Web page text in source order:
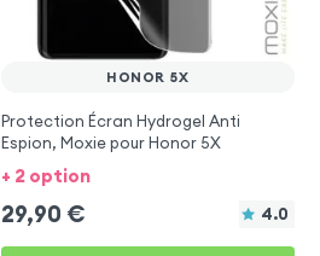
HONOR 5X
Protection Écran Hydrogel Anti
Espion, Moxie pour Honor 5X
+ 2 option
29,90 € 4.0